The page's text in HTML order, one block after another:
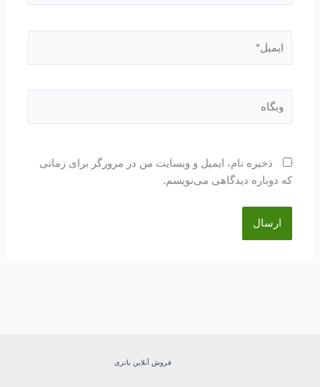
ذخیره نام، ایمیل و وبسایت من در مرورگر برای زمانی
که دوباره دیدگاهی می‌نویسم.
فروش آنلاین باتری